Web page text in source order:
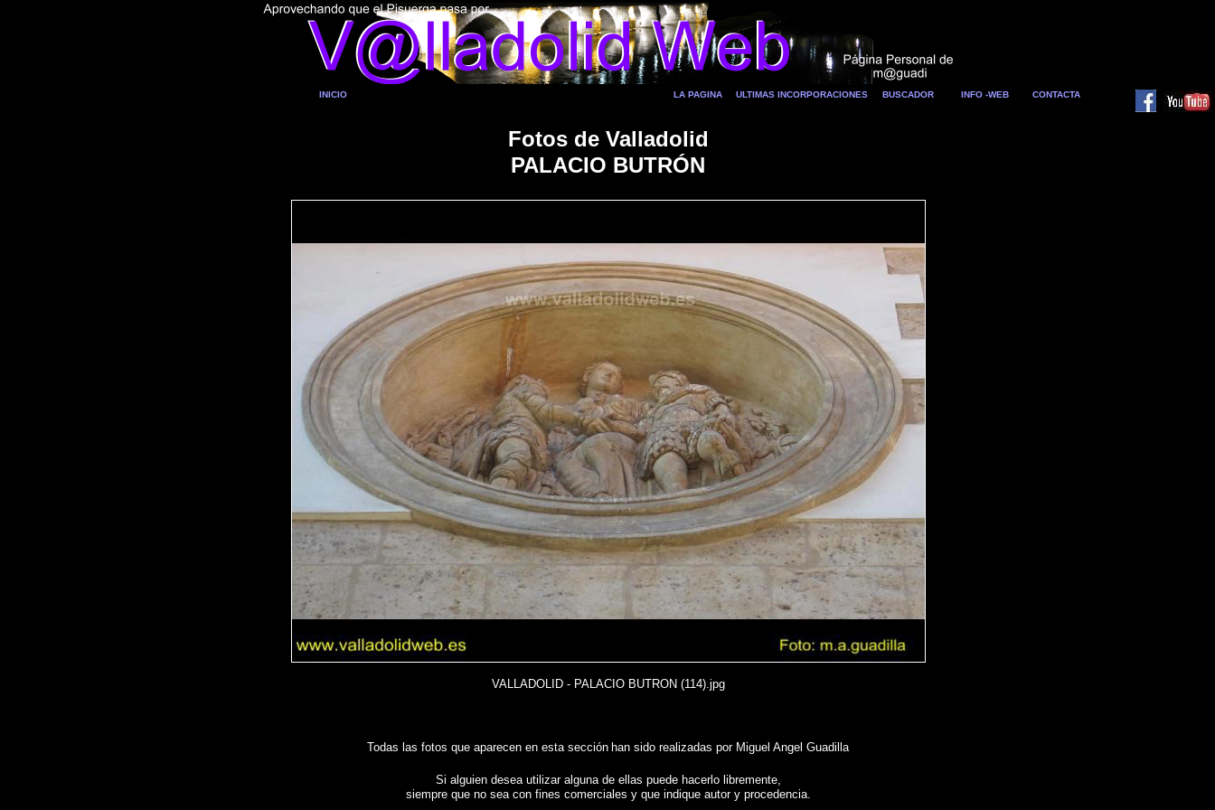
INICIO LA PAGINA ULTIMAS INCORPORACIONES BUSCADOR INFO -WEB CONTACTA
Fotos de Valladolid
PALACIO BUTRÓN
VALLADOLID - PALACIO BUTRON (114).jpg
Todas las fotos que aparecen en esta sección han sido realizadas por Miguel Angel Guadilla
Si alguien desea utilizar alguna de ellas puede hacerlo libremente,
siempre que no sea con fines comerciales y que indique autor y procedencia.